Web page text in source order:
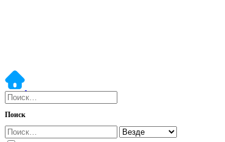
Поиск